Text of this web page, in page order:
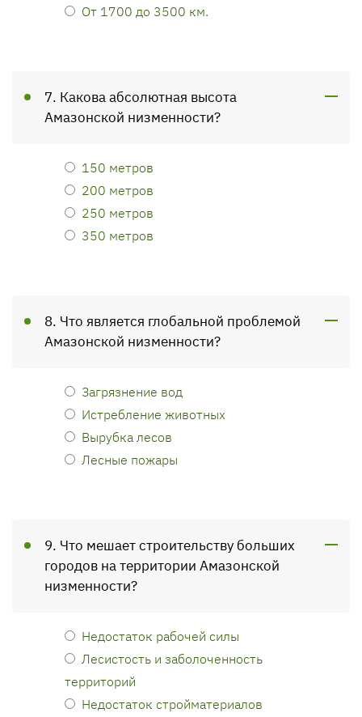
От 1700 до 3500 км.
7. Какова абсолютная высота
Амазонской низменности?
150 метров
200 метров
250 метров
350 метров
8. Что является глобальной проблемой
Амазонской низменности?
Загрязнение вод
Истребление животных
Вырубка лесов
Лесные пожары
9. Что мешает строительству больших
городов на территории Амазонской
низменности?
Недостаток рабочей силы
Лесистость и заболоченность
территорий
Недостаток стройматериалов